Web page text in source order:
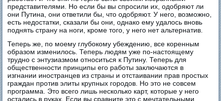
представителями. Но если бы вы спросили их, одобряют ли
они Путина, они ответили бы, что одобряют. У него, возможно,
есть недостатки, сказали бы они, однако ему удалось вновь
поднять страну на ноги, кроме того, у него нет альтернатив.
Теперь же, по моему глубокому убеждению, все коренным
образом изменилось. Теперь людям уже по-настоящему
трудно с энтузиазмом относиться к Путину. Теперь для
общественности принципы его работы заключаются в
изгнании иностранцев из страны и отстаивании прав простых
граждан против элиты крупных городов. Но это не совсем
программа. Это всего лишь несколько карт, которые у него
остались в руках. Если вы сравните это с мечтательными